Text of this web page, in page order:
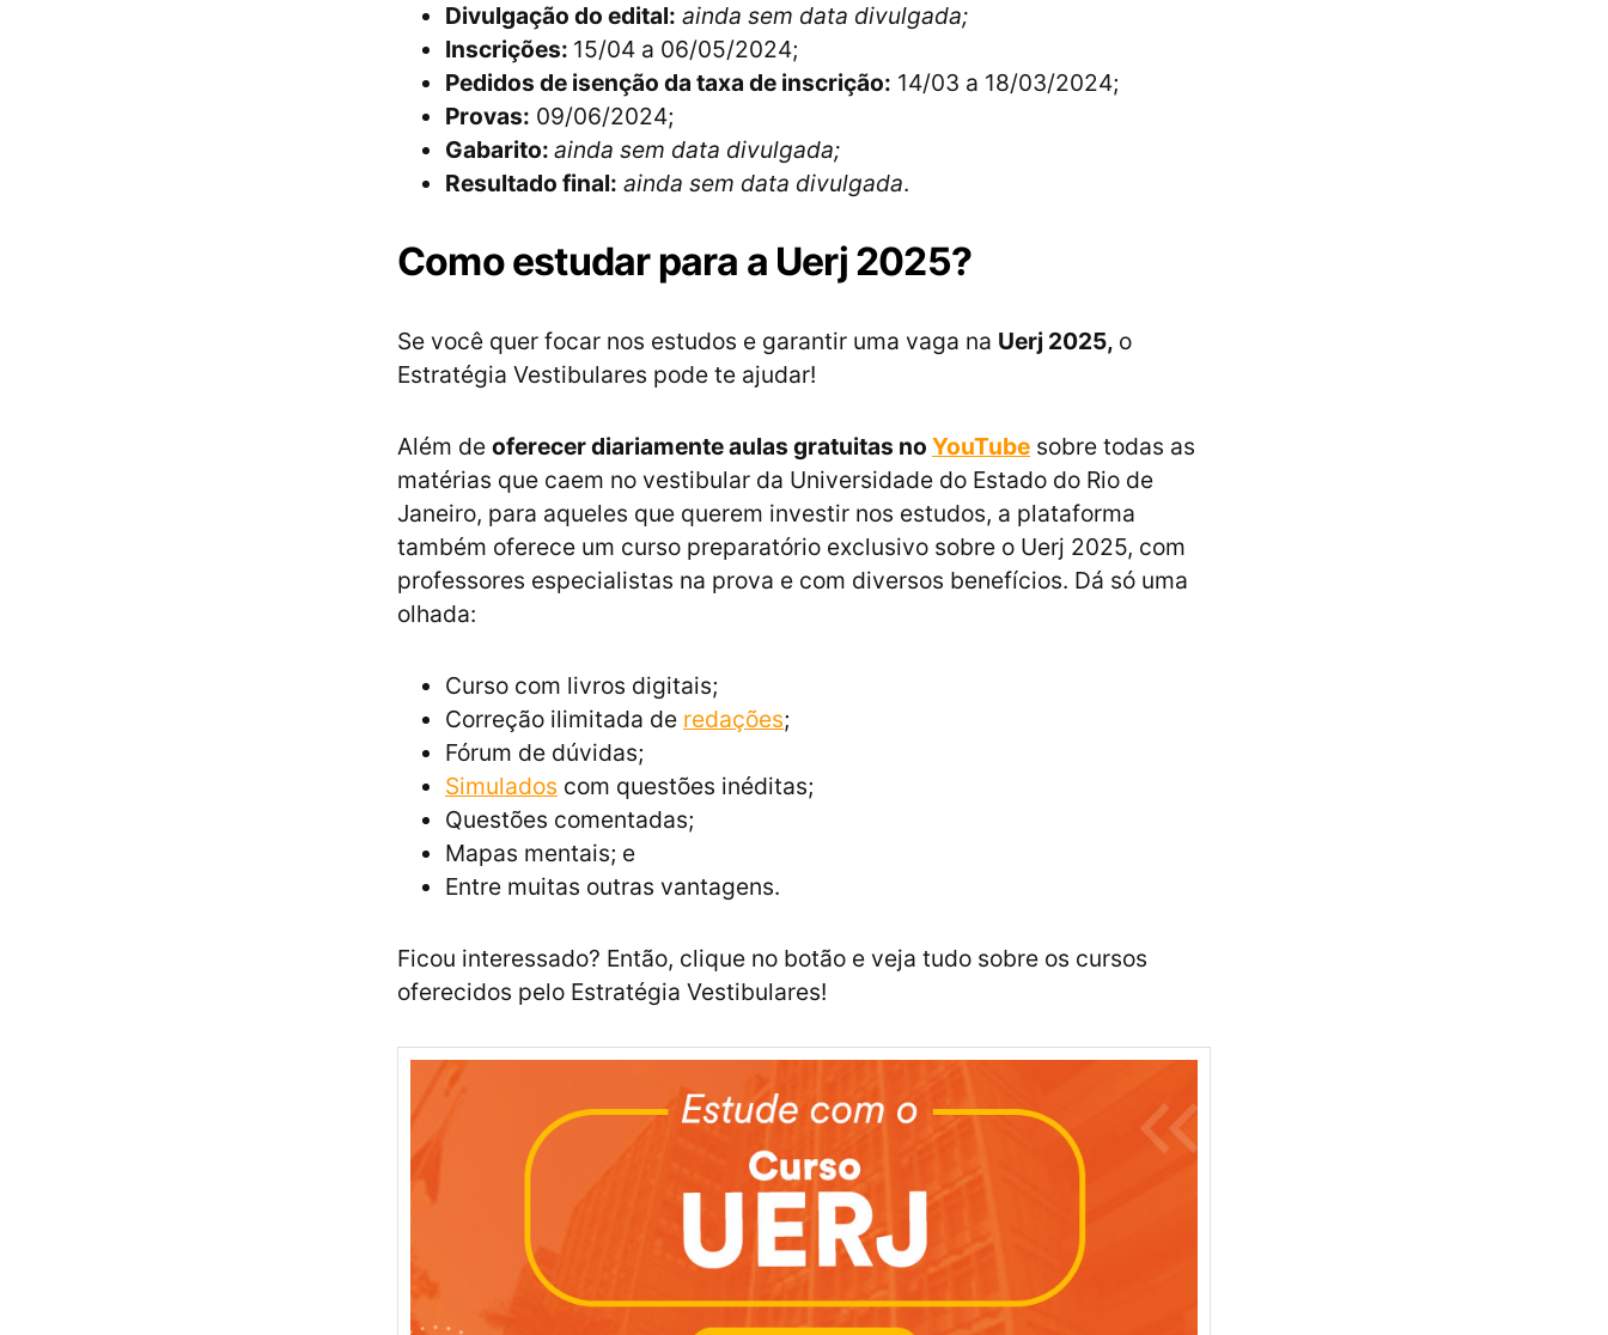
Divulgação do edital: ainda sem data divulgada;
Inscrições: 15/04 a 06/05/2024;
Pedidos de isenção da taxa de inscrição: 14/03 a 18/03/2024;
Provas: 09/06/2024;
Gabarito: ainda sem data divulgada;
Resultado final: ainda sem data divulgada.
Como estudar para a Uerj 2025?
Se você quer focar nos estudos e garantir uma vaga na Uerj 2025, o
Estratégia Vestibulares pode te ajudar!
Além de oferecer diariamente aulas gratuitas no YouTube sobre todas as
matérias que caem no vestibular da Universidade do Estado do Rio de
Janeiro, para aqueles que querem investir nos estudos, a plataforma
também oferece um curso preparatório exclusivo sobre o Uerj 2025, com
professores especialistas na prova e com diversos benefícios. Dá só uma
olhada:
Curso com livros digitais;
Correção ilimitada de redações;
Fórum de dúvidas;
Simulados com questões inéditas;
Questões comentadas;
Mapas mentais; e
Entre muitas outras vantagens.
Ficou interessado? Então, clique no botão e veja tudo sobre os cursos
oferecidos pelo Estratégia Vestibulares!